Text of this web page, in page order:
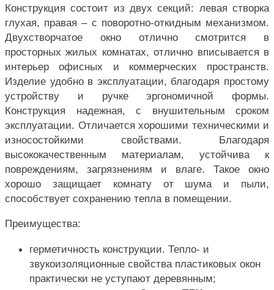
Конструкция состоит из двух секций: левая створка
глухая, правая – с поворотно-откидным механизмом.
Двухстворчатое окно отлично смотрится в
просторных жилых комнатах, отлично вписывается в
интерьер офисных и коммерческих пространств.
Изделие удобно в эксплуатации, благодаря простому
устройству и ручке эргономичной формы.
Конструкция надежная, с внушительным сроком
эксплуатации. Отличается хорошими техническими и
износостойкими свойствами. Благодаря
высококачественным материалам, устойчива к
повреждениям, загрязнениям и влаге. Такое окно
хорошо защищает комнату от шума и пыли,
способствует сохранению тепла в помещении.
Преимущества:
герметичность конструкции. Тепло- и
звукоизоляционные свойства пластиковых окон
практически не уступают деревянным;